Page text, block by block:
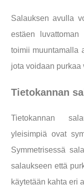
Salauksen avulla
estäen
toimii muuntamalla
jota voidaan
Tietokannan
Tietokannan
yleisimpiä ovat
Symmetrisessä
salaukseen että
käytetään kahta eri